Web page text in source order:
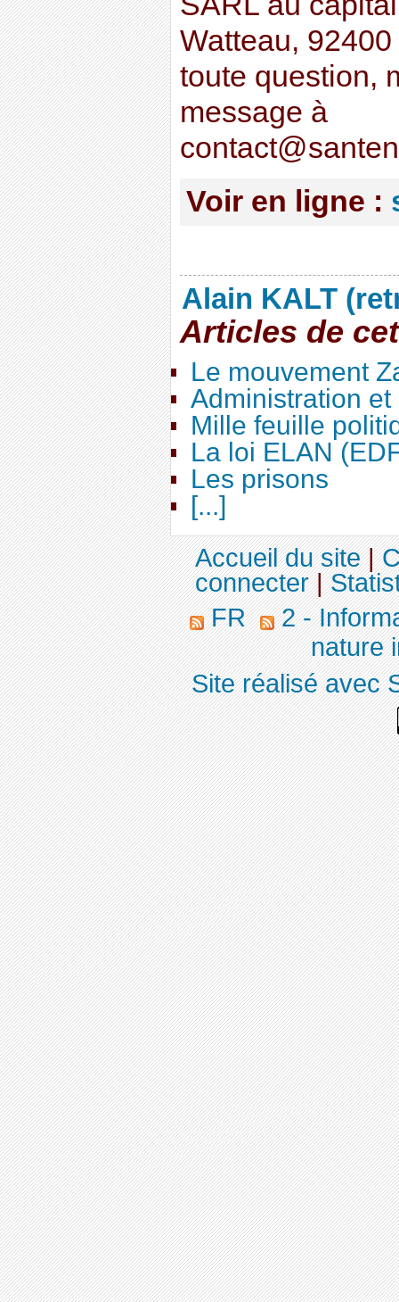
Watteau,
toute question,
message à
Voir en ligne :
Alain KALT
Articles de
Le mouvement
Administration
Mille feuille
La loi ELAN
Les prisons
[...]
Accueil du site|
connecter|
FR
2 -
nature
Site réalisé avec